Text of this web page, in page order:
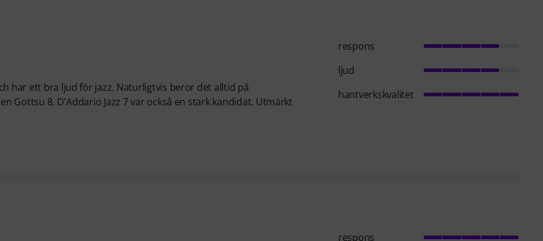
har ett bra ljud för jazz. Naturligtvis beror det alltid på
Gottsu 8. D'Addario Jazz 7 var också en stark kandidat. Utmärkt
respons
ljud
hantverkskvalitet
respons